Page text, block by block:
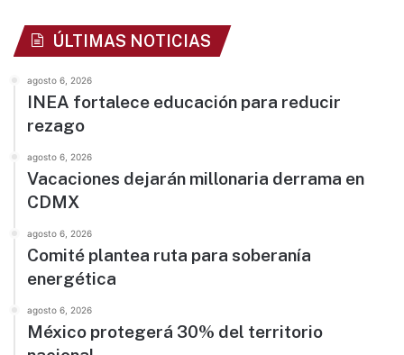
ÚLTIMAS NOTICIAS
agosto 6, 2026
INEA fortalece educación para reducir
rezago
agosto 6, 2026
Vacaciones dejarán millonaria derrama en
CDMX
agosto 6, 2026
Comité plantea ruta para soberanía
energética
agosto 6, 2026
México protegerá 30% del territorio